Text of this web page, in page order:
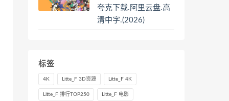
夸克下载.阿里云盘.高
清中字.(2026)
标签
4K Litte_F 3D资源 Litte_F 4K
Litte_F 排行TOP250 Litte_F 电影